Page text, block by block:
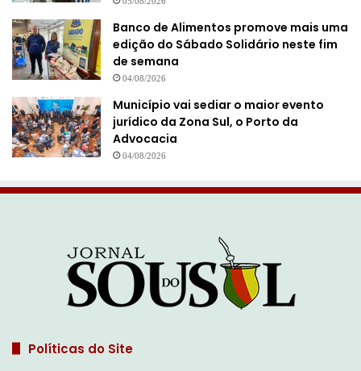
Banco de Alimentos promove mais uma
edição do Sábado Solidário neste fim
de semana
04/08/2026
Município vai sediar o maior evento
jurídico da Zona Sul, o Porto da
Advocacia
04/08/2026
Políticas do Site